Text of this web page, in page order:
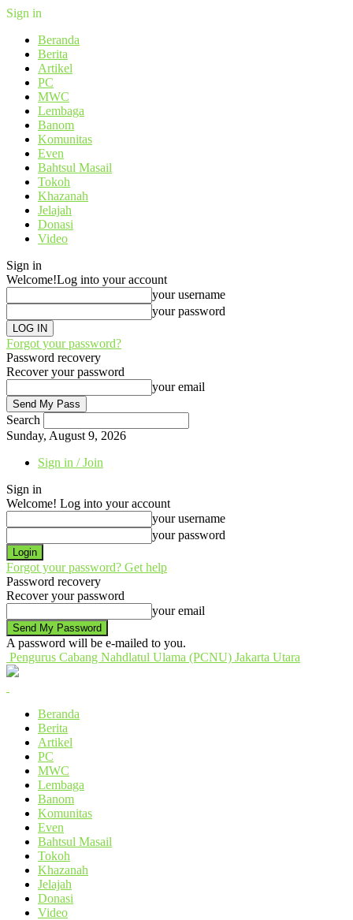
Sign in
Beranda
Berita
Artikel
PC
MWC
Lembaga
Banom
Komunitas
Even
Bahtsul Masail
Tokoh
Khazanah
Jelajah
Donasi
Video
Sign in
Welcome!Log into your account
your username
your password
Forgot your password?
Password recovery
Recover your password
your email
Search
Sunday, August 9, 2026
Sign in / Join
Sign in
Welcome! Log into your account
your username
your password
Forgot your password? Get help
Password recovery
Recover your password
your email
A password will be e-mailed to you.
Pengurus Cabang Nahdlatul Ulama (PCNU) Jakarta Utara
Beranda
Berita
Artikel
PC
MWC
Lembaga
Banom
Komunitas
Even
Bahtsul Masail
Tokoh
Khazanah
Jelajah
Donasi
Video